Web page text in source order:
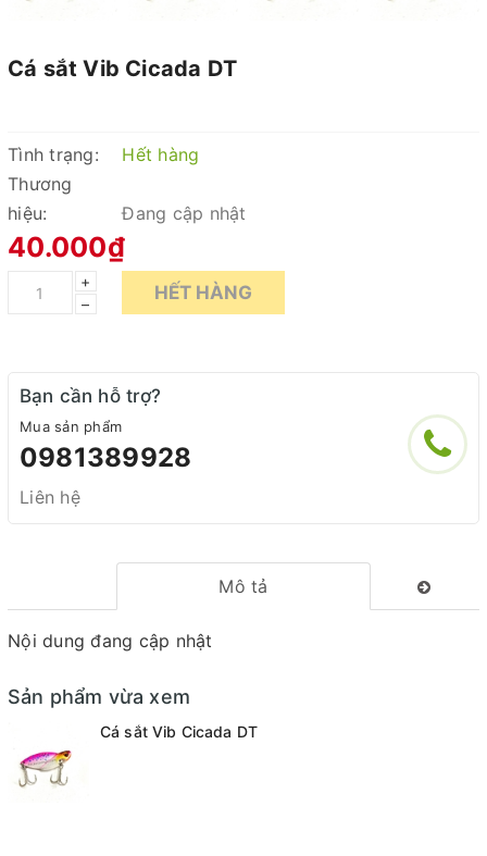
Cá sắt Vib Cicada DT
Tình trạng:
Hết hàng
Thương
hiệu:
Đang cập nhật
40.000₫
+
–
HẾT HÀNG
Bạn cần hỗ trợ?
Mua sản phẩm
0981389928
Liên hệ
Mô tả
Nội dung đang cập nhật
Sản phẩm vừa xem
Cá sắt Vib Cicada DT